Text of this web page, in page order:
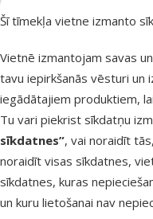
Šī tīmekļa vietne izmanto
Vietnē izmantojam savas
tavu iepirkšanās vēsturi un
iegādātajiem produktiem,
Tu vari piekrist sīkdatņu
sīkdatnes”, vai noraidīt
noraidīt visas sīkdatnes,
sīkdatnes, kuras
un kuru lietošanai nav